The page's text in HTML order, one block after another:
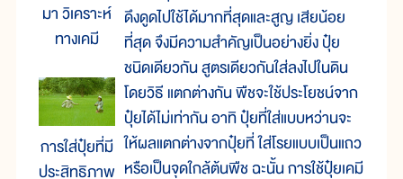
มา วิเคราะห์
ทางเคมี
การใส่ปุ๋ยที่มี
ประสิทธิภาพ
ดึงดูดไปใช้ได้มากที่สุดและสูญ เสียน้อย
ที่สุด จึงมีความสำคัญเป็นอย่างยิ่ง ปุ๋ย
ชนิดเดียวกัน สูตรเดียวกันใส่ลงไปในดิน
โดยวิธี แตกต่างกัน พืชจะใช้ประโยชน์จาก
ปุ๋ยได้ไม่เท่ากัน อาทิ ปุ๋ยที่ใส่แบบหว่านจะ
ให้ผลแตกต่างจากปุ๋ยที่ ใส่โรยแบบเป็นแถว
หรือเป็นจุดใกล้ต้นพืช ฉะนั้น การใช้ปุ๋ยเคมี